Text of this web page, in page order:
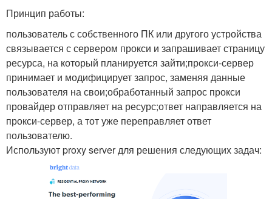
Принцип работы:
пользователь с собственного ПК или другого устройства
связывается с сервером прокси и запрашивает страницу
ресурса, на который планируется зайти;прокси-сервер
принимает и модифицирует запрос, заменяя данные
пользователя на свои;обработанный запрос прокси
провайдер отправляет на ресурс;ответ направляется на
прокси-сервер, а тот уже переправляет ответ
пользователю.
Используют proxy server для решения следующих задач: